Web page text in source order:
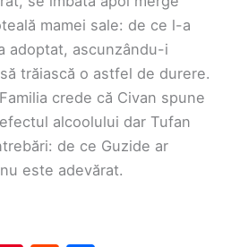
mamei sale: de ce l-a
adoptat, ascunzându-i
trăiască o astfel de durere.
crede că Civan spune
alcoolului dar Tufan
de ce Guzide ar
este adevărat.